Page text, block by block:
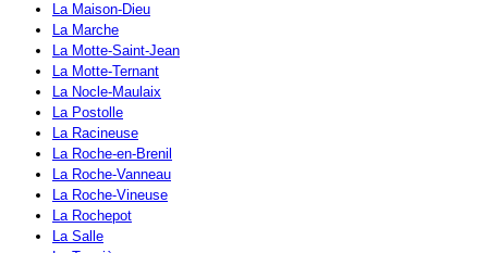
La Maison-Dieu
La Marche
La Motte-Saint-Jean
La Motte-Ternant
La Nocle-Maulaix
La Postolle
La Racineuse
La Roche-en-Brenil
La Roche-Vanneau
La Roche-Vineuse
La Rochepot
La Salle